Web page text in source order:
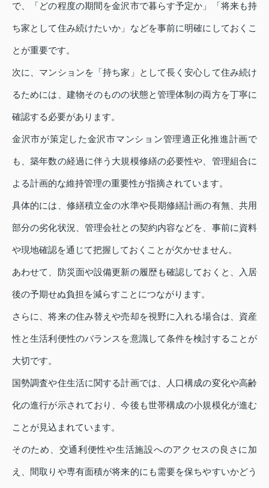
で、「どの程度の期間を金沢市で暮らす予定か」「将来も持
ち家として住み続けたいか」などを事前に明確にしておくこ
とが重要です。
次に、マンションを「持ち家」として長く安心して住み続け
るためには、建物そのものの状態と管理体制の両方を丁寧に
確認する必要があります。
金沢市が策定した金沢市マンション管理適正化推進計画で
も、築年数の経過に伴う大規模修繕の必要性や、管理組合に
よる計画的な維持管理の重要性が指摘されています。
具体的には、修繕積立金の水準や長期修繕計画の有無、共用
部分の劣化状況、管理会社との契約内容などを、事前に資料
や現地確認を通じて把握しておくことが欠かせません。
あわせて、防災面や設備更新の履歴も確認しておくと、入居
後の予期せぬ負担を減らすことにつながります。
さらに、将来の住み替えや売却を視野に入れる場合は、資産
性と生活利便性のバランスを意識して条件を検討することが
大切です。
国勢調査や住生活に関する計画では、人口構成の変化や高齢
化の進行が示されており、今後も世帯構成の小規模化が進む
ことが見込まれています。
そのため、交通利便性や生活施設へのアクセスの良さに加
え、間取りや専有面積が将来的にも需要を保ちやすいかどう